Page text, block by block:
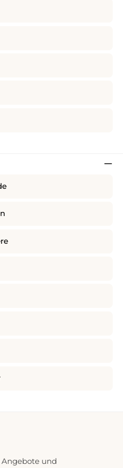
Angebote und